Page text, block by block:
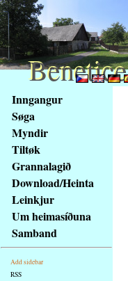
obsah
stránky
Klávesové
zkratky
tomto
webu
základní
Hlavní
strana
Inngangur
Søga
Myndir
Tiltøk
Grannalagið
Download/Heinta
Leinkjur
Um heimasíðuna
Samband
Add sidebar
RSS
Benetice
Benetice